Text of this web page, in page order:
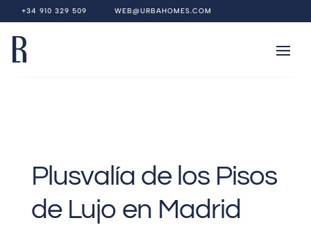
+34 910 329 509 WEB@URBAHOMES.COM
Plusvalía de los Pisos
de Lujo en Madrid